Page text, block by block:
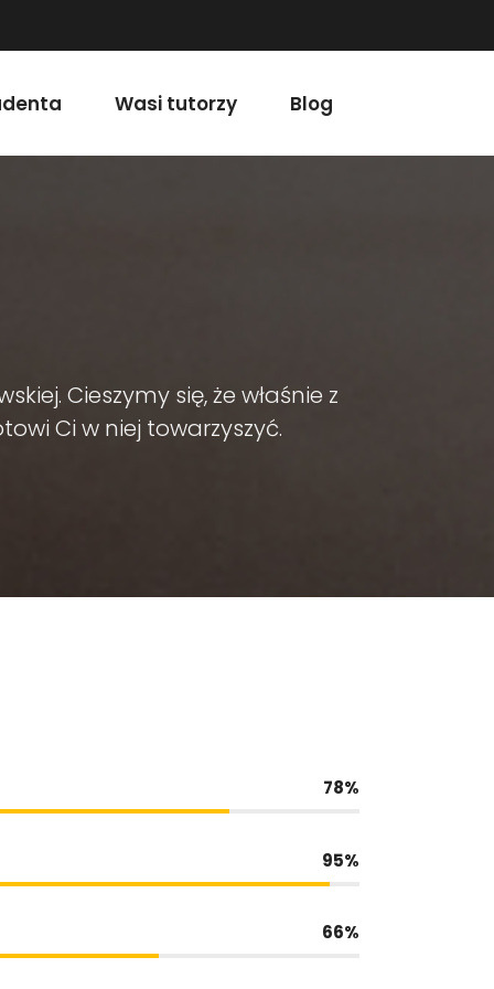
Wasi tutorzy Blog
Cieszymy się, że właśnie z
Ci w niej towarzyszyć.
78
95
66